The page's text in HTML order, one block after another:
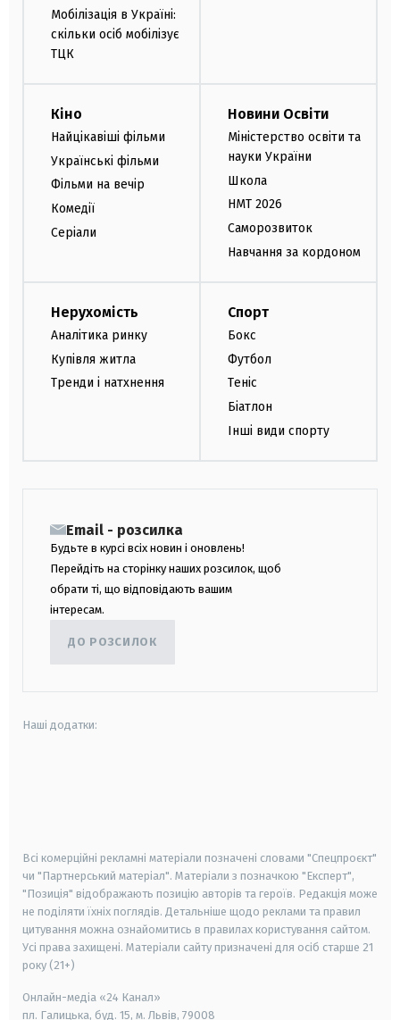
Мобілізація в Україні:
скільки осіб мобілізує
ТЦК
Кіно
Найцікавіші фільми
Українські фільми
Фільми на вечір
Комедії
Серіали
Новини Освіти
Міністерство освіти та
науки України
Школа
НМТ 2026
Саморозвиток
Навчання за кордоном
Нерухомість
Аналітика ринку
Купівля житла
Тренди і натхнення
Спорт
Бокс
Футбол
Теніс
Біатлон
Інші види спорту
Email - розсилка
Будьте в курсі всіх новин і оновлень!
Перейдіть на сторінку наших розсилок, щоб
обрати ті, що відповідають вашим
інтересам.
ДО РОЗСИЛОК
Наші додатки:
Всі комерційні рекламні матеріали позначені словами "Спецпроєкт"
чи "Партнерський матеріал". Матеріали з позначкою "Експерт",
"Позиція" відображають позицію авторів та героїв. Редакція може
не поділяти їхніх поглядів. Детальніше щодо реклами та правил
цитування можна ознайомитись в правилах користування сайтом.
Усі права захищені. Матеріали сайту призначені для осіб старше 21
року (21+)
Онлайн-медіа «24 Канал»
пл. Галицька, буд. 15, м. Львів, 79008